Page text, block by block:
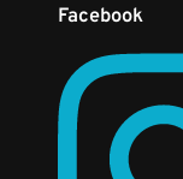
Facebook